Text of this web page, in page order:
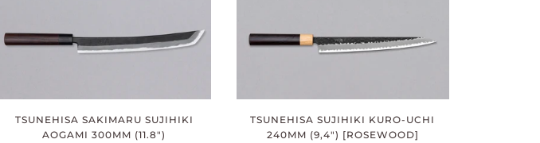
TSUNEHISA SAKIMARU SUJIHIKI
AOGAMI 300MM (11.8")
TSUNEHISA SUJIHIKI KURO-UCHI
240MM (9,4") [ROSEWOOD]